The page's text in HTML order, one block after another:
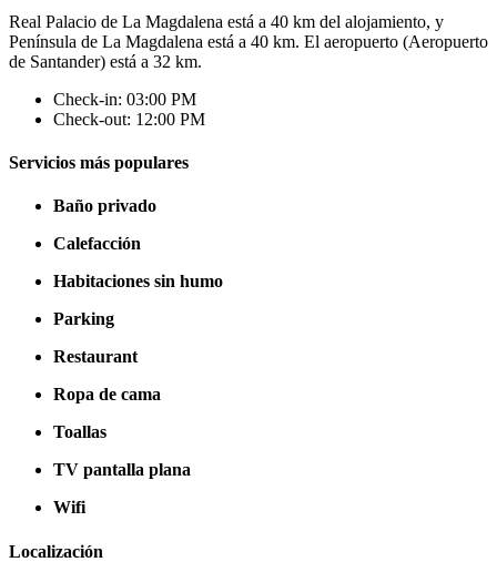
Real Palacio de La Magdalena está a 40 km del alojamiento, y
Península de La Magdalena está a 40 km. El aeropuerto (Aeropuerto
de Santander) está a 32 km.
Check-in: 03:00 PM
Check-out: 12:00 PM
Servicios más populares
Baño privado
Calefacción
Habitaciones sin humo
Parking
Restaurant
Ropa de cama
Toallas
TV pantalla plana
Wifi
Localización